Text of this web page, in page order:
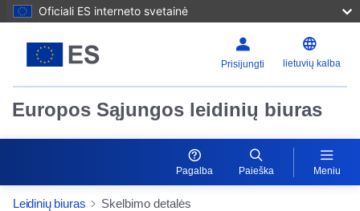
Oficiali ES interneto svetainė
Prisijungti lietuvių kalba
Europos Sąjungos leidinių biuras
Pagalba Paieška Meniu
Leidinių biuras Skelbimo detalės